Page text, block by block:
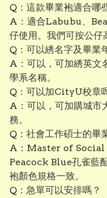
Q：這款畢業袍適合哪
A：適合Labubu、
仔使用。我們可按公仔
Q：可以綉名字及畢業
A：可以，可加綉英文
學系名稱。
Q：可以加CityU校章
A：可以，可加購城市
務。
Q：社會工作碩士的畢
A：Master of Social
Peacock Blue孔雀藍
袍顏色規格一致。
Q：急單可以安排嗎？